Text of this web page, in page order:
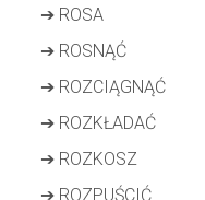
➔ ROSA
➔ ROSNĄĆ
➔ ROZCIĄGNĄĆ
➔ ROZKŁADAĆ
➔ ROZKOSZ
➔ ROZPUŚCIĆ